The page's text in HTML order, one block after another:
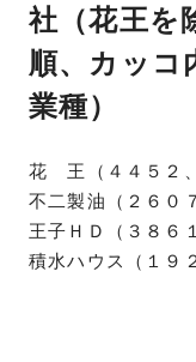
社（花王を
順、カッコ
業種）
花 王（４４５２、
不二製油（２６０
王子ＨＤ（３８６
積水ハウス（１９